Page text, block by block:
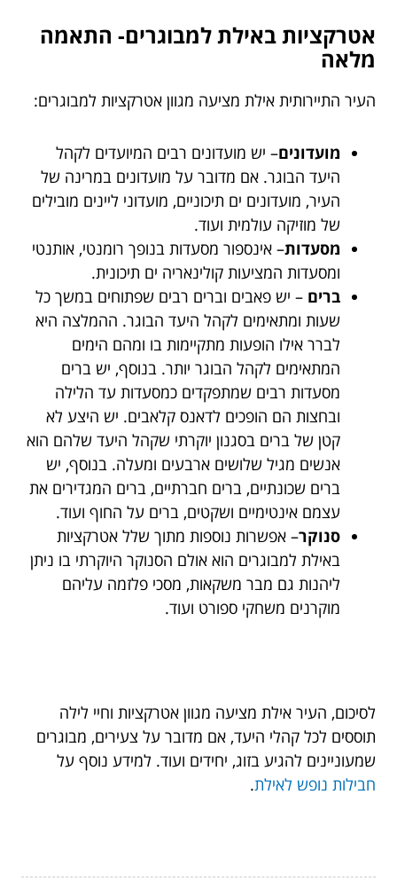
אטרקציות באילת למבוגרים- התאמה
מלאה
העיר התיירותית אילת מציעה מגוון אטרקציות למבוגרים:
מועדונים– יש מועדונים רבים המיועדים לקהל
היעד הבוגר. אם מדובר על מועדונים במרינה של
העיר, מועדונים ים תיכוניים, מועדוני ליינים מובילים
של מוזיקה עולמית ועוד.
מסעדות– אינספור מסעדות בנופך רומנטי, אותנטי
ומסעדות המציעות קולינאריה ים תיכונית.
ברים – יש פאבים וברים רבים שפתוחים במשך כל
שעות ומתאימים לקהל היעד הבוגר. ההמלצה היא
לברר אילו הופעות מתקיימות בו ומהם הימים
המתאימים לקהל הבוגר יותר. בנוסף, יש ברים
מסעדות רבים שמתפקדים כמסעדות עד הלילה
ובחצות הם הופכים לדאנס קלאבים. יש היצע לא
קטן של ברים בסגנון יוקרתי שקהל היעד שלהם הוא
אנשים מגיל שלושים ארבעים ומעלה. בנוסף, יש
ברים שכונתיים, ברים חברתיים, ברים המגדירים את
עצמם אינטימיים ושקטים, ברים על החוף ועוד.
סנוקר– אפשרות נוספות מתוך שלל אטרקציות
באילת למבוגרים הוא אולם הסנוקר היוקרתי בו ניתן
ליהנות גם מבר משקאות, מסכי פלזמה עליהם
מוקרנים משחקי ספורט ועוד.
לסיכום, העיר אילת מציעה מגוון אטרקציות וחיי לילה
תוססים לכל קהלי היעד, אם מדובר על צעירים, מבוגרים
שמעוניינים להגיע בזוג, יחידים ועוד. למידע נוסף על
חבילות נופש לאילת.